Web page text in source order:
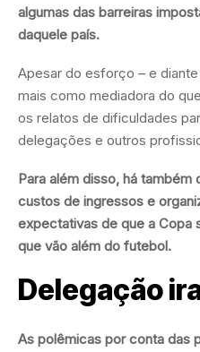
algumas das barreiras
daquele país.
Apesar do esforço – e
mais como mediadora do
os relatos de dificuldades
delegações e outros
Para além disso, há
custos de ingressos e
expectativas de que a Copa
que vão além do futebol.
Delegação
As polêmicas por conta das